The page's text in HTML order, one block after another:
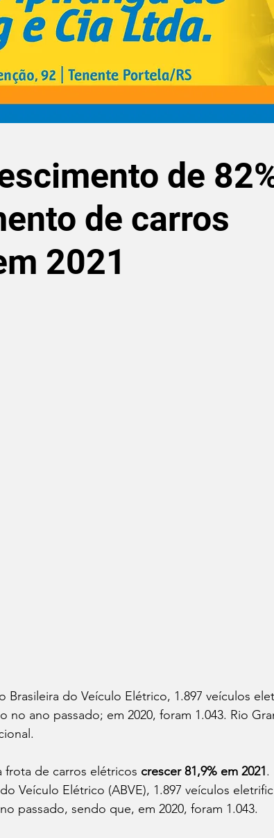
de
de carros
2021
Brasileira do Veículo Elétrico, 1.897 veículos
no ano passado; em 2020, foram 1.043. Rio
frota de carros elétricos crescer 81,9% em 2021.
Veículo Elétrico (ABVE), 1.897 veículos
passado, sendo que, em 2020, foram 1.043.